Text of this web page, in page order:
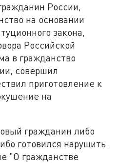
России,
на основании
закона,
Российской
в гражданство
совершил
приготовление к
на
гражданин либо
готовился нарушить.
"О гражданстве